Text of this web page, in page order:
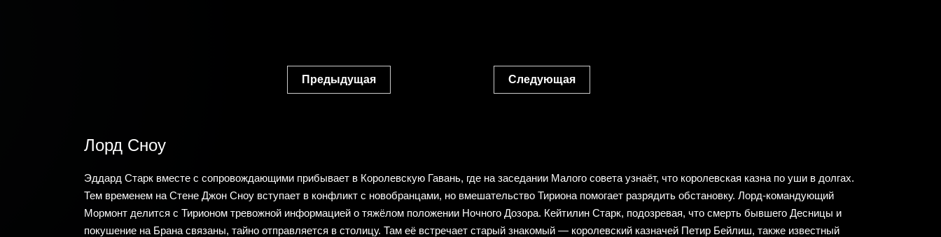
Предыдущая Следующая
Лорд Сноу
Эддард Старк вместе с сопровождающими прибывает в Королевскую Гавань, где на заседании Малого совета узнаёт, что королевская казна по уши в долгах.
Тем временем на Стене Джон Сноу вступает в конфликт с новобранцами, но вмешательство Тириона помогает разрядить обстановку. Лорд-командующий
Мормонт делится с Тирионом тревожной информацией о тяжёлом положении Ночного Дозора. Кейтилин Старк, подозревая, что смерть бывшего Десницы и
покушение на Брана связаны, тайно отправляется в столицу. Там её встречает старый знакомый — королевский казначей Петир Бейлиш, также известный